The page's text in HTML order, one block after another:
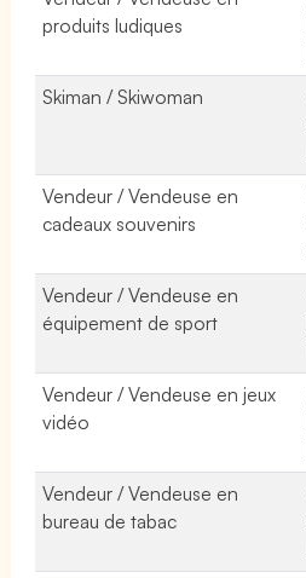
produits ludiques
Skiman / Skiwoman
Vendeur / Vendeuse en
cadeaux souvenirs
Vendeur / Vendeuse en
équipement de sport
Vendeur / Vendeuse en jeux
vidéo
Vendeur / Vendeuse en
bureau de tabac